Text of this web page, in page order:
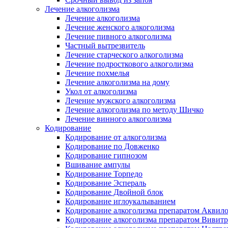
Лечение алкоголизма
Лечение алкоголизма
Лечение женского алкоголизма
Лечение пивного алкоголизма
Частный вытрезвитель
Лечение старческого алкоголизма
Лечение подросткового алкоголизма
Лечение похмелья
Лечение алкоголизма на дому
Укол от алкоголизма
Лечение мужского алкоголизма
Лечение алкоголизма по методу Шичко
Лечение винного алкоголизма
Кодирование
Кодирование от алкоголизма
Кодирование по Довженко
Кодирование гипнозом
Вшивание ампулы
Кодирование Торпедо
Кодирование Эспераль
Кодирование Двойной блок
Кодирование иглоукалыванием
Кодирование алкоголизма препаратом
Кодирование алкоголизма препаратом